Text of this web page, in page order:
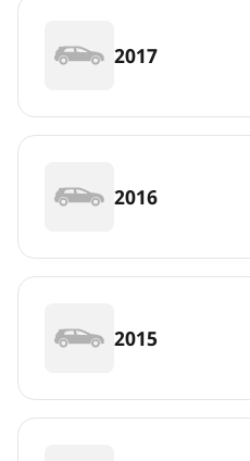
2017
2016
2015